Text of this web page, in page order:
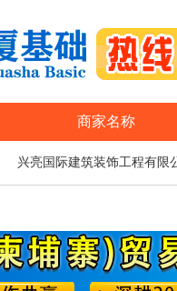
商家名称
兴亮国际建筑装饰工程有限